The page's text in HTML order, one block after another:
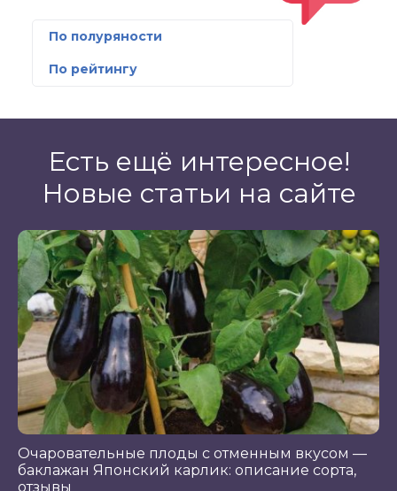
По полуряности
По рейтингу
Есть ещё интересное!
Новые статьи на сайте
Очаровательные плоды с отменным вкусом —
баклажан Японский карлик: описание сорта,
отзывы